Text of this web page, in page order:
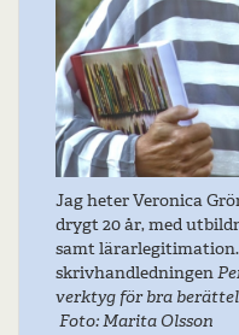
Jag heter Veronica
drygt 20 år, med
samt
skrivhandledningen
verktyg för bra
Foto: Marita Olsson